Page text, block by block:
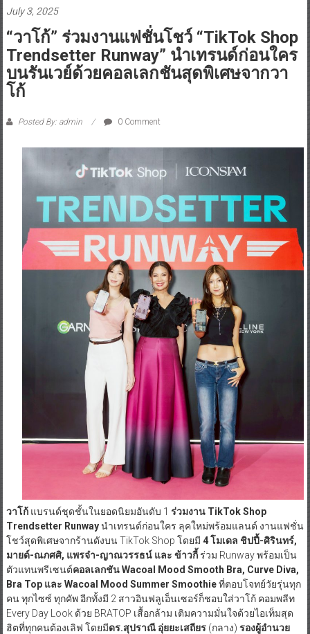
July 3, 2025
“วาโก้” ร่วมงานแฟชั่นโชว์ “TikTok Shop
Trendsetter Runway” นำเทรนด์ก่อนใคร
บนรันเวย์ด้วยคอลเลกชันสุดพิเศษจากวา
โก้
Posted By: admin 0 Comment
วาโก้แบรนด์ชุดชั้นในยอดนิยมอันดับ 1 ร่วมงาน TikTok Shop
Trendsetter Runwayนำเทรนด์ก่อนใคร ลุคใหม่พร้อมแลนด์ งานแฟชั่น
โชว์สุดพิเศษจากร้านดังบน TikTok Shop โดยมี 4 โมเดล ชิปปี้-ศิรินทร์,
มายด์-ณภศศิ, แพรจ๋า-ญาณวรรธน์ และ ข้าวกี้ร่วม Runway พร้อมเป็น
ตัวแทนพรีเซนต์คอลเลกชันWacoal Mood Smooth Bra, Curve Diva,
Bra Top และ Wacoal Mood Summer Smoothieที่ตอบโจทย์วัยรุ่นทุก
คน ทุกไซซ์ ทุกคัพ อีกทั้งมี 2 สาวอินฟลูเอ็นเซอร์ก็ชอบใส่วาโก้ คอมพลีท
Every Day Look ด้วย BRATOP เสื้อกล้าม เติมความมั่นใจด้วยไอเท็มสุด
ฮิตที่ทุกคนต้องเลิฟ โดยมีดร.สุปราณี อุ่ยยะเสถียร (กลาง) รองผู้อำนวย